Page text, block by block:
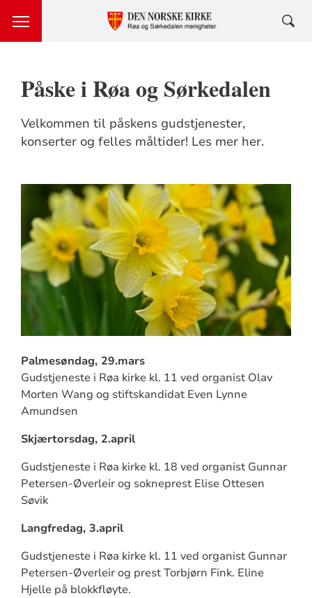
Påske i Røa og Sørkedalen
Velkommen til påskens gudstjenester,
konserter og felles måltider! Les mer her.
Palmesøndag, 29.mars
Gudstjeneste i Røa kirke kl. 11 ved organist Olav
Morten Wang og stiftskandidat Even Lynne
Amundsen
Skjærtorsdag, 2.april
Gudstjeneste i Røa kirke kl. 18 ved organist Gunnar
Petersen-Øverleir og sokneprest Elise Ottesen
Søvik
Langfredag, 3.april
Gudstjeneste i Røa kirke kl. 11 ved organist Gunnar
Petersen-Øverleir og prest Torbjørn Fink. Eline
Hjelle på blokkfløyte.